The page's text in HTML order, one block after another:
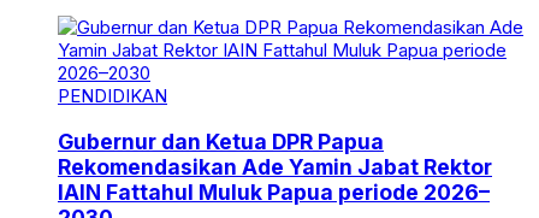
PENDIDIKAN
Gubernur dan Ketua DPR Papua
Rekomendasikan Ade Yamin Jabat Rektor
IAIN Fattahul Muluk Papua periode 2026–